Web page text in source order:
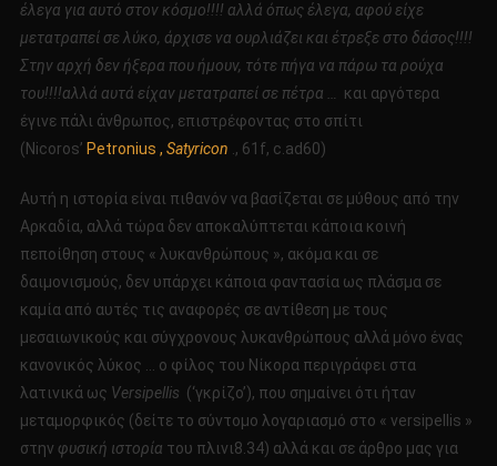
έλεγα για αυτό στον κόσμο!!!! αλλά όπως έλεγα, αφού είχε
μετατραπεί σε λύκο, άρχισε να ουρλιάζει και έτρεξε στο δάσος!!!!
Στην αρχή δεν ήξερα που ήμουν, τότε πήγα να πάρω τα ρούχα
του!!!!αλλά αυτά είχαν μετατραπεί σε πέτρα …
και αργότερα
έγινε πάλι άνθρωπος, επιστρέφοντας στο σπίτι
(Nicoros’ Petronius , Satyricon ., 61f, c.ad60)
Αυτή η ιστορία είναι πιθανόν να βασίζεται σε μύθους από την
Αρκαδία, αλλά τώρα δεν αποκαλύπτεται κάποια κοινή
πεποίθηση στους « λυκανθρώπους », ακόμα και σε
δαιμονισμούς, δεν υπάρχει κάποια φαντασία ως πλάσμα σε
καμία από αυτές τις αναφορές σε αντίθεση με τους
μεσαιωνικούς και σύγχρονους λυκανθρώπους αλλά μόνο ένας
κανονικός λύκος … ο φίλος του Νίκορα περιγράφει στα
λατινικά ως Versipellis (‘γκρίζο’), που σημαίνει ότι ήταν
μεταμορφικός (δείτε το σύντομο λογαριασμό στο « versipellis »
στην φυσική ιστορία του πλινι8.34) αλλά και σε άρθρο μας για